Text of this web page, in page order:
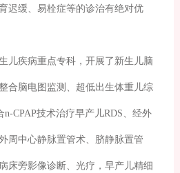
迟缓、易栓症等的诊治有绝对优
疾病重点专科，开展了新生儿脑
合脑电图监测、超低出生体重儿综
CPAP技术治疗早产儿RDS、经外
周中心静脉置管术、脐静脉置管
床旁影像诊断、光疗，早产儿精细